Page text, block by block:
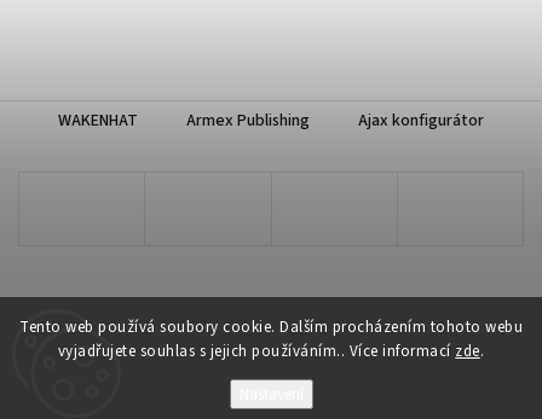
Tento web používá soubory cookie. Dalším procházením tohoto webu
vyjadřujete souhlas s jejich používáním.. Více informací zde.
WAKENHAT Armex Publishing Ajax konfigurátor
WAKENHAT e-shop. Všechna práva vyhrazena.
Shoptet | Design